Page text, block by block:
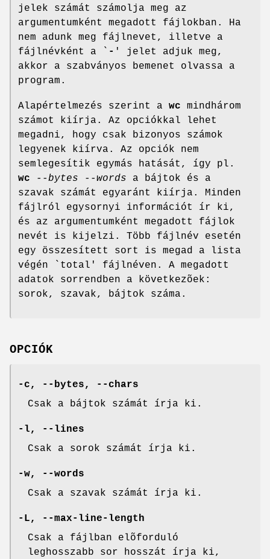
jelek számát számolja meg az
argumentumként megadott fájlokban. Ha
nem adunk meg fájlnevet, illetve a
fájlnévként a ` - ' jelet adjuk meg,
akkor a szabványos bemenet olvassa a
program.
Alapértelmezés szerint a wc mindhárom
számot kiírja. Az opciókkal lehet
megadni, hogy csak bizonyos számok
legyenek kiírva. Az opciók nem
semlegesítik egymás hatását, így pl.
wc --bytes --words a bájtok és a
szavak számát egyaránt kiírja. Minden
fájlról egysornyi információt ír ki,
és az argumentumként megadott fájlok
nevét is kijelzi. Több fájlnév esetén
egy összesített sort is megad a lista
végén `total' fájlnéven. A megadott
adatok sorrendben a következõek:
sorok, szavak, bájtok száma.
OPCIÓK
-c, --bytes, --chars
Csak a bájtok számát írja ki.
-l, --lines
Csak a sorok számát írja ki.
-w, --words
Csak a szavak számát írja ki.
-L, --max-line-length
Csak a fájlban elõforduló
leghosszabb sor hosszát írja ki,